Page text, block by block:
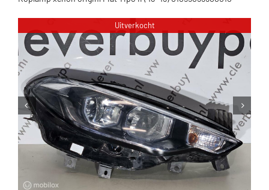
Uitverkocht